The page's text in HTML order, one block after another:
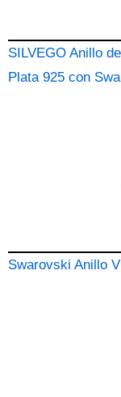
SILVEGO Anillo
Plata 925 con
Swarovski Anillo